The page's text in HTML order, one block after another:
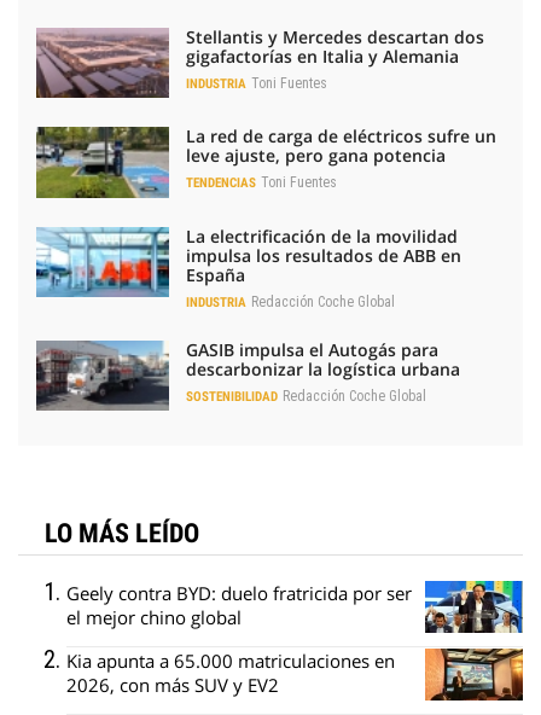
Stellantis y Mercedes descartan dos
gigafactorías en Italia y Alemania
INDUSTRIA Toni Fuentes
La red de carga de eléctricos sufre un
leve ajuste, pero gana potencia
TENDENCIAS Toni Fuentes
La electrificación de la movilidad
impulsa los resultados de ABB en
España
INDUSTRIA Redacción Coche Global
GASIB impulsa el Autogás para
descarbonizar la logística urbana
SOSTENIBILIDAD Redacción Coche Global
LO MÁS LEÍDO
Geely contra BYD: duelo fratricida por ser
el mejor chino global
Kia apunta a 65.000 matriculaciones en
2026, con más SUV y EV2